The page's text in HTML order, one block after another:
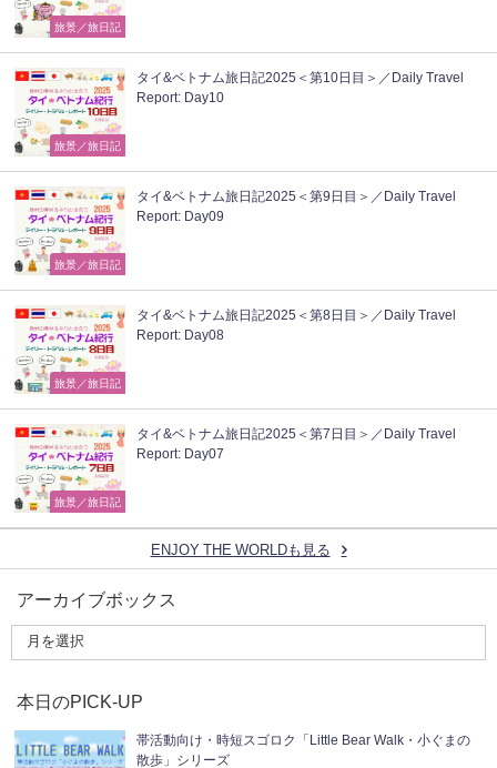
旅景／旅日記
旅景／旅日記
タイ&ベトナム旅日記2025＜第10日目＞／Daily Travel
Report: Day10
旅景／旅日記
タイ&ベトナム旅日記2025＜第9日目＞／Daily Travel
Report: Day09
旅景／旅日記
タイ&ベトナム旅日記2025＜第8日目＞／Daily Travel
Report: Day08
旅景／旅日記
タイ&ベトナム旅日記2025＜第7日目＞／Daily Travel
Report: Day07
ENJOY THE WORLDも見る
アーカイブボックス
本日のPICK-UP
帯活動向け・時短スゴロク「Little Bear Walk・小ぐまの
散歩」シリーズ